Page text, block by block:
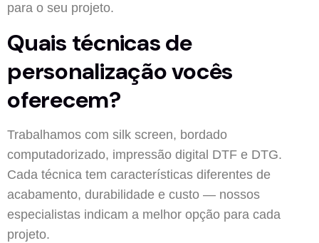
para o seu projeto.
Quais técnicas de
personalização vocês
oferecem?
Trabalhamos com silk screen, bordado
computadorizado, impressão digital DTF e DTG.
Cada técnica tem características diferentes de
acabamento, durabilidade e custo — nossos
especialistas indicam a melhor opção para cada
projeto.